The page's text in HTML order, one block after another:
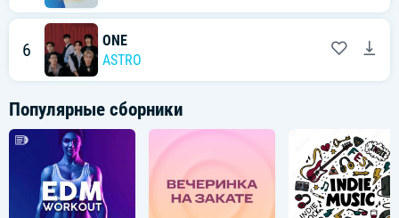
6
ONE
ASTRO
Популярные сборники